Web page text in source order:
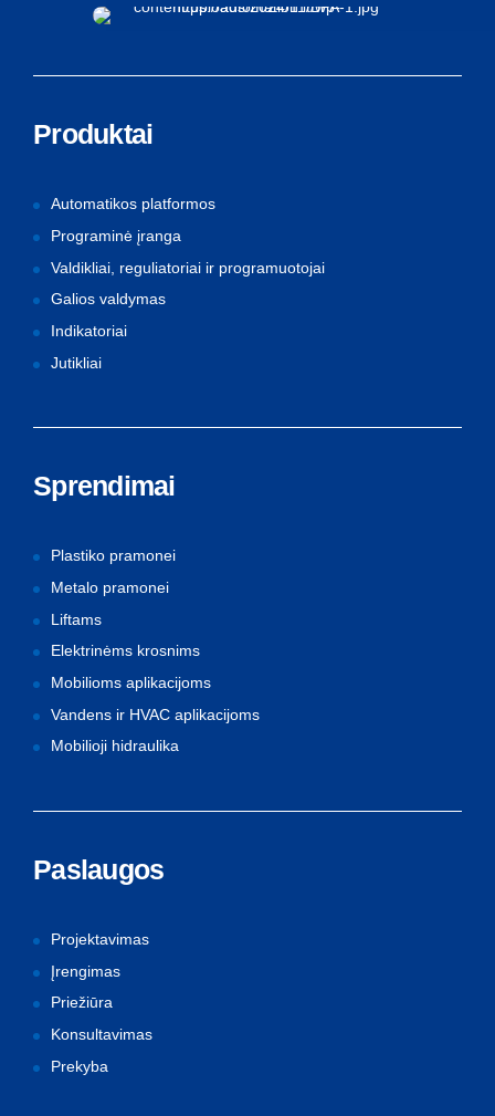
Produktai
Automatikos platformos
Programinė įranga
Valdikliai, reguliatoriai ir programuotojai
Galios valdymas
Indikatoriai
Jutikliai
Sprendimai
Plastiko pramonei
Metalo pramonei
Liftams
Elektrinėms krosnims
Mobilioms aplikacijoms
Vandens ir HVAC aplikacijoms
Mobilioji hidraulika
Paslaugos
Projektavimas
Įrengimas
Priežiūra
Konsultavimas
Prekyba